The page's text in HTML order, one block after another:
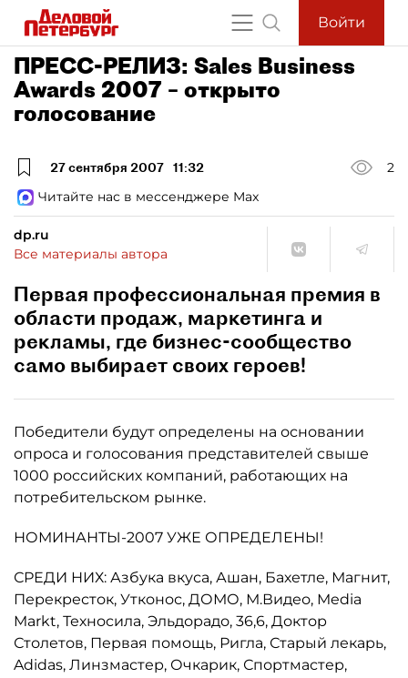
Войти
ПРЕСС-РЕЛИЗ: Sales Business
Awards 2007 – открыто
голосование
27 сентября 2007 11:32
2
Читайте нас в мессенджере Max
dp.ru
Все материалы автора
Первая профессиональная премия в
области продаж, маркетинга и
рекламы, где бизнес-сообщество
само выбирает своих героев!
Победители будут определены на основании
опроса и голосования представителей свыше
1000 российских компаний, работающих на
потребительском рынке.
НОМИНАНТЫ-2007 УЖЕ ОПРЕДЕЛЕНЫ!
СРЕДИ НИХ: Азбука вкуса, Ашан, Бахетле, Магнит,
Перекресток, Утконос, ДОМО, М.Видео, Media
Markt, Техносила, Эльдорадо, 36,6, Доктор
Столетов, Первая помощь, Ригла, Старый лекарь,
Adidas, Линзмастер, Очкарик, Спортмастер,